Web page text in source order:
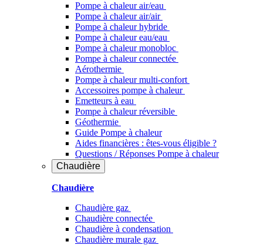
Pompe à chaleur air/eau
Pompe à chaleur air/air
Pompe à chaleur hybride
Pompe à chaleur​ eau/eau
Pompe à chaleur monobloc
Pompe à chaleur connectée
Aérothermie
Pompe à chaleur multi-confort
Accessoires pompe à chaleur
Emetteurs à eau
Pompe à chaleur réversible
Géothermie
Guide Pompe à chaleur
Aides financières : êtes-vous éligible ?
Questions / Réponses Pompe à chaleur
Chaudière
Chaudière
Chaudière gaz
Chaudière connectée
Chaudière à condensation
Chaudière murale gaz